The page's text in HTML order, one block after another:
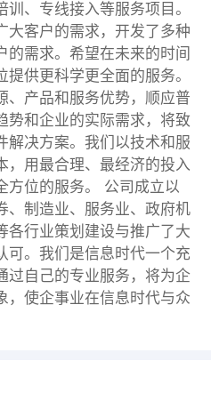
、专线接入等服务项目。
大客户的需求，开发了多种
的需求。希望在未来的时间
供更科学更全面的服务。
、产品和服务优势，顺应普
势和企业的实际需求，将致
解决方案。我们以技术和服
，用最合理、最经济的投入
方位的服务。 公司成立以
、制造业、服务业、政府机
各行业策划建设与推广了大
可。我们是信息时代一个充
过自己的专业服务，将为企
，使企事业在信息时代与众